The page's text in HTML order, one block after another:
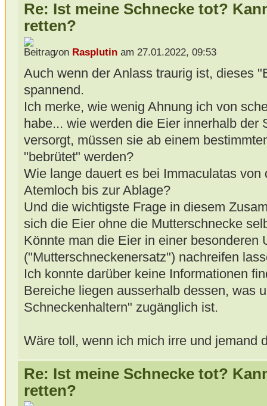
Re: Ist meine Schnecke tot?
retten?
von Rasplutinam 27.01.2022, 09:53
Auch wenn der Anlass traurig ist, dieses
spannend.
Ich merke, wie wenig Ahnung ich von
habe... wie werden die Eier innerhalb der
versorgt, müssen sie ab einem
"bebrütet" werden?
Wie lange dauert es bei Immaculatas
Atemloch bis zur Ablage?
Und die wichtigste Frage in diesem
sich die Eier ohne die Mutterschnecke
Könnte man die Eier in einer besonderen
("Mutterschneckenersatz") nachreifen
Ich konnte darüber keine Informationen
Bereiche liegen ausserhalb dessen, was
Schneckenhaltern" zugänglich ist.
Wäre toll, wenn ich mich irre und jemand
Re: Ist meine Schnecke tot?
retten?